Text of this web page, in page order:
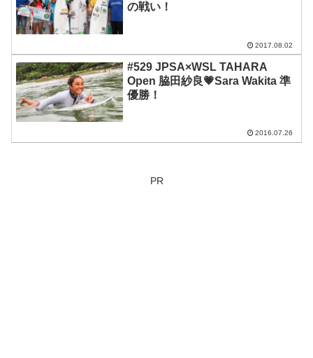
の戦い！
2017.08.02
#529 JPSA×WSL TAHARA
Open 脇田紗良💗Sara Wakita 準
優勝！
2016.07.26
PR